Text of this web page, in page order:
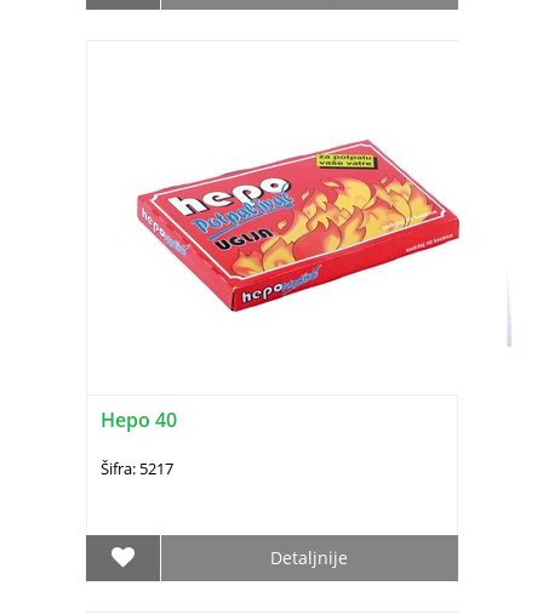
Hepo 40
Šifra: 5217
Detaljnije